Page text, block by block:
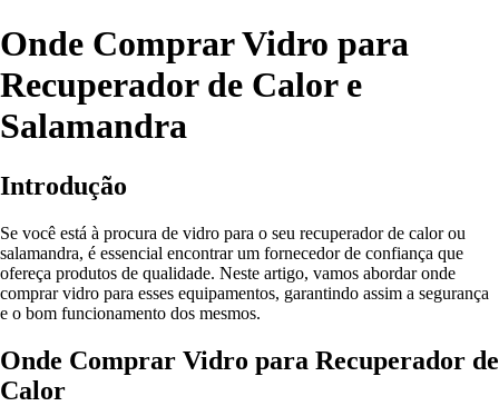
Onde Comprar Vidro para
Recuperador de Calor e
Salamandra
Introdução
Se você está à procura de vidro para o seu recuperador de calor ou
salamandra, é essencial encontrar um fornecedor de confiança que
ofereça produtos de qualidade. Neste artigo, vamos abordar onde
comprar vidro para esses equipamentos, garantindo assim a segurança
e o bom funcionamento dos mesmos.
Onde Comprar Vidro para Recuperador de
Calor